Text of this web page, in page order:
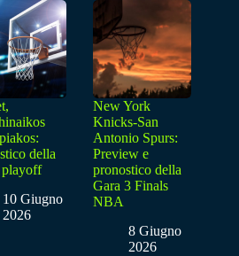
della
10 Giugno
2026
New York
Knicks-San
Antonio Spurs:
Preview e
pronostico della
Gara 3 Finals
NBA
8 Giugno
2026